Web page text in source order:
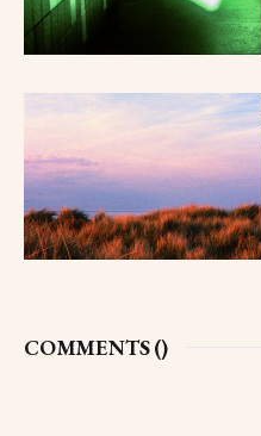
COMMENTS ()